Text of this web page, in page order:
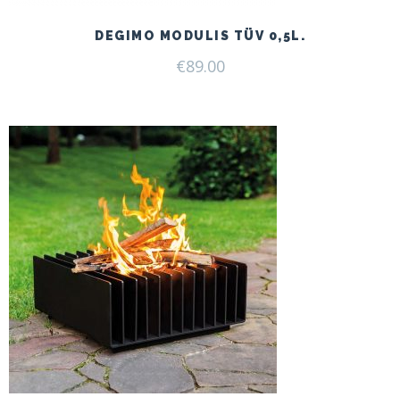
DEGIMO MODULIS TÜV 0,5L.
€89.00